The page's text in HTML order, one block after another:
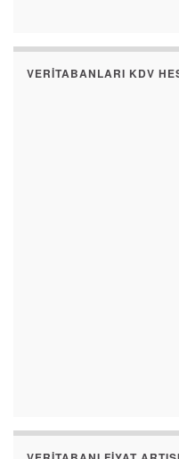
VERITABANLARI KDV